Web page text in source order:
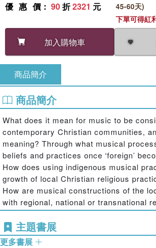
優惠價 ： 90折2321 元
加入購物車
45-60天)
下單可得紅
商品簡介
商品簡介
What does it mean for music to be
contemporary Christian communities,
meaning? Through what musical
beliefs and practices once ‘foreign’
How does using indigenous musical
growth of local Christian religious
How are musical constructions of the
with regional, national or transnational
and cosmopolitanisms?
主題書展
更多書展